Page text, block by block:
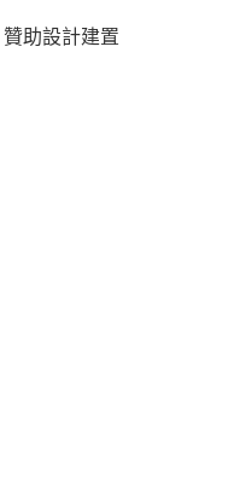
贊助設計建置